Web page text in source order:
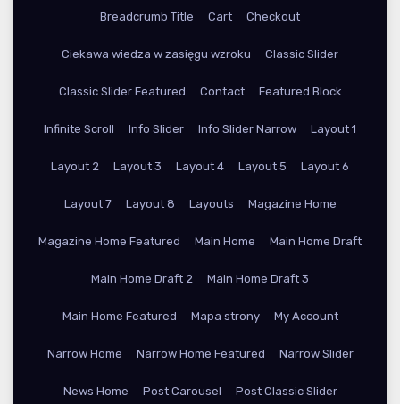
Breadcrumb Title Cart Checkout
Ciekawa wiedza w zasięgu wzroku Classic Slider
Classic Slider Featured Contact Featured Block
Infinite Scroll Info Slider Info Slider Narrow Layout 1
Layout 2 Layout 3 Layout 4 Layout 5 Layout 6
Layout 7 Layout 8 Layouts Magazine Home
Magazine Home Featured Main Home Main Home Draft
Main Home Draft 2 Main Home Draft 3
Main Home Featured Mapa strony My Account
Narrow Home Narrow Home Featured Narrow Slider
News Home Post Carousel Post Classic Slider